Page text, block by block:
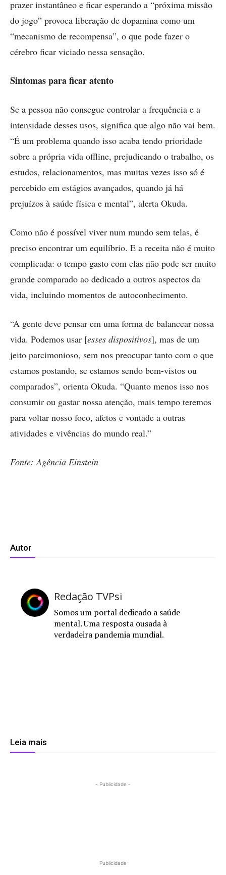
prazer instantâneo e ficar esperando a “próxima missão
do jogo” provoca liberação de dopamina como um
“mecanismo de recompensa”, o que pode fazer o
cérebro ficar viciado nessa sensação.
Sintomas para ficar atento
Se a pessoa não consegue controlar a frequência e a
intensidade desses usos, significa que algo não vai bem.
“É um problema quando isso acaba tendo prioridade
sobre a própria vida offline, prejudicando o trabalho, os
estudos, relacionamentos, mas muitas vezes isso só é
percebido em estágios avançados, quando já há
prejuízos à saúde física e mental”, alerta Okuda.
Como não é possível viver num mundo sem telas, é
preciso encontrar um equilíbrio. E a receita não é muito
complicada: o tempo gasto com elas não pode ser muito
grande comparado ao dedicado a outros aspectos da
vida, incluindo momentos de autoconhecimento.
“A gente deve pensar em uma forma de balancear nossa
vida. Podemos usar [esses dispositivos], mas de um
jeito parcimonioso, sem nos preocupar tanto com o que
estamos postando, se estamos sendo bem-vistos ou
comparados”, orienta Okuda. “Quanto menos isso nos
consumir ou gastar nossa atenção, mais tempo teremos
para voltar nosso foco, afetos e vontade a outras
atividades e vivências do mundo real.”
Fonte: Agência Einstein
Autor
Redação TVPsi
Somos um portal dedicado a saúde
mental. Uma resposta ousada à
verdadeira pandemia mundial.
Leia mais
- Publicidade -
Publicidade